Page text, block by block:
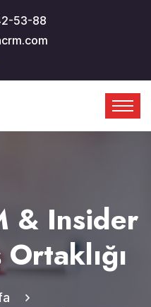
53-88
& Insider